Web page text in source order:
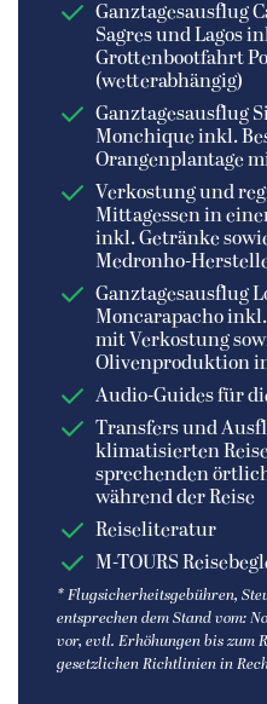
Ganztagesausflug
Sagres und Lagos
Grottenbootfahrt
(wetterabhängig)
Ganztagesausflug
Monchique inkl.
Orangenplantage
Verkostung und
Mittagessen in
inkl. Getränke
Medronho-
Ganztagesausflug
Moncarapacho
mit Verkostung
Olivenproduktion
Audio-Guides für
Transfers und
klimatisierten
sprechenden
während der Reise
Reiseliteratur
M-TOURS
* Flugsicherheitsgebühren,
entsprechen dem Stand vom:
vor, evtl. Erhöhungen bis zum
gesetzlichen Richtlinien in